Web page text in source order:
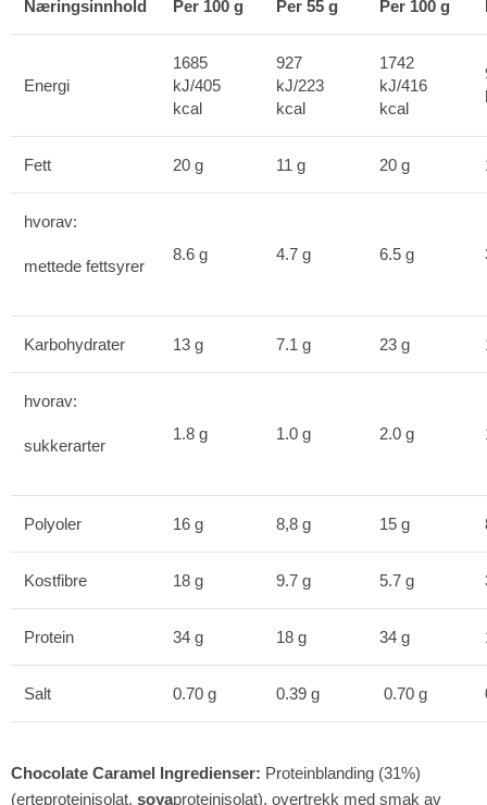
Næringsinnhold Per 100 g Per 55 g Per 100 g
Energi
1685
kJ/405
kcal
927
kJ/223
kcal
1742
kJ/416
kcal
Fett 20 g 11 g 20 g
hvorav:
mettede fettsyrer
8.6 g 4.7 g 6.5 g
Karbohydrater 13 g 7.1 g 23 g
hvorav:
sukkerarter
1.8 g 1.0 g 2.0 g
Polyoler 16 g 8,8 g 15 g
Kostfibre 18 g 9.7 g 5.7 g
Protein 34 g 18 g 34 g
Salt 0.70 g 0.39 g 0.70 g
Chocolate Caramel Ingredienser: Proteinblanding (31%)
(erteproteinisolat, soyaproteinisolat), overtrekk med smak av